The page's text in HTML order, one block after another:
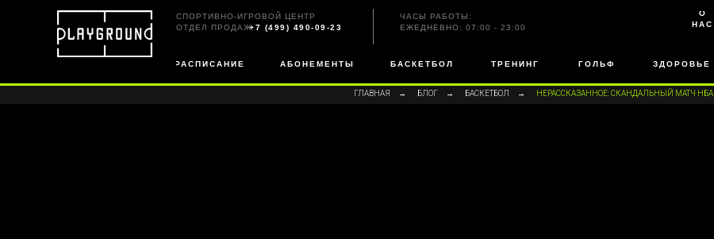
СПОРТИВНО-ИГРОВОЙ ЦЕНТР
ОТДЕЛ ПРОДАЖ:
ЧАСЫ РАБОТЫ:
ЕЖЕДНЕВНО: 07:00 - 23:00
+7 (499) 490-09-23
АБОНЕМЕНТЫ БАСКЕТБОЛ
РАСПИСАНИЕ ЗДОРОВЬЕ
ТРЕНИНГ ГОЛЬФ
О
НАС
ГЛАВНАЯ → БЛОГ → БАСКЕТБОЛ → НЕРАССКАЗАННОЕ: СКАНДАЛЬНЫЙ МАТЧ НБА